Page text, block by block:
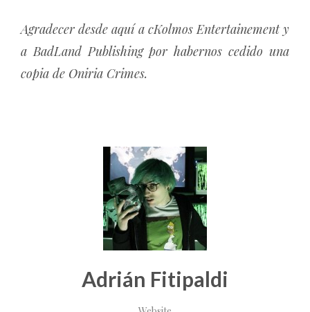
Agradecer desde aquí a cKolmos Entertainement y
a BadLand Publishing por habernos cedido una
copia de Oniria Crimes.
Adrián Fitipaldi